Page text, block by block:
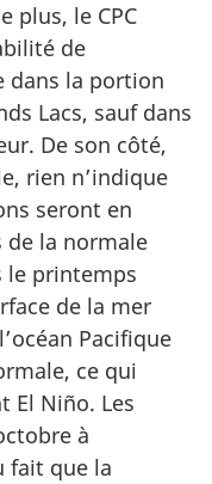
plus, le CPC
de
dans la portion
Lacs, sauf dans
De son côté,
rien n’indique
seront en
de la normale
le printemps
de la mer
Pacifique
ce qui
El Niño. Les
à
fait que la